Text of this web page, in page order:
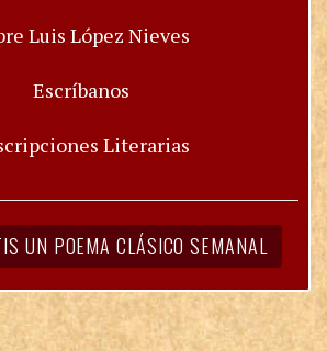
Luis López Nieves
Escríbanos
Literarias
UN POEMA CLÁSICO SEMANAL